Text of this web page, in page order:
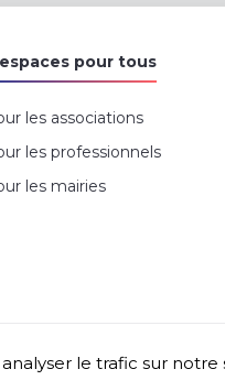
pour tous
les associations
les professionnels
les mairies
le trafic sur